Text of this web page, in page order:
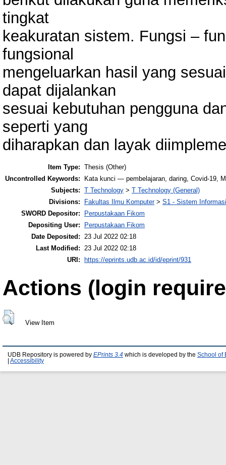
tingkat
keakuratan sistem. Fungsi –
fungsional
mengeluarkan hasil yang
dapat dijalankan
sesuai kebutuhan pengguna
seperti yang
diharapkan dan layak
Item Type: Thesis (Other)
Uncontrolled Keywords:
Kata kunci — pembelajaran, daring, Covid-19,
Subjects: T Technology > T Technology (General)
Divisions:
Fakultas Ilmu Komputer> S1 - Sistem Informasi
SWORD Depositor:
Perpustakaan Fikom
Depositing User:
Perpustakaan Fikom
Date Deposited:
23 Jul 2022 02:18
Last Modified:
23 Jul 2022 02:18
URI:
https://eprints.udb.ac.id/id/eprint/931
Actions (login
View Item
UDB Repository is powered by EPrints 3.4 which is developed by the School of
Accessibility